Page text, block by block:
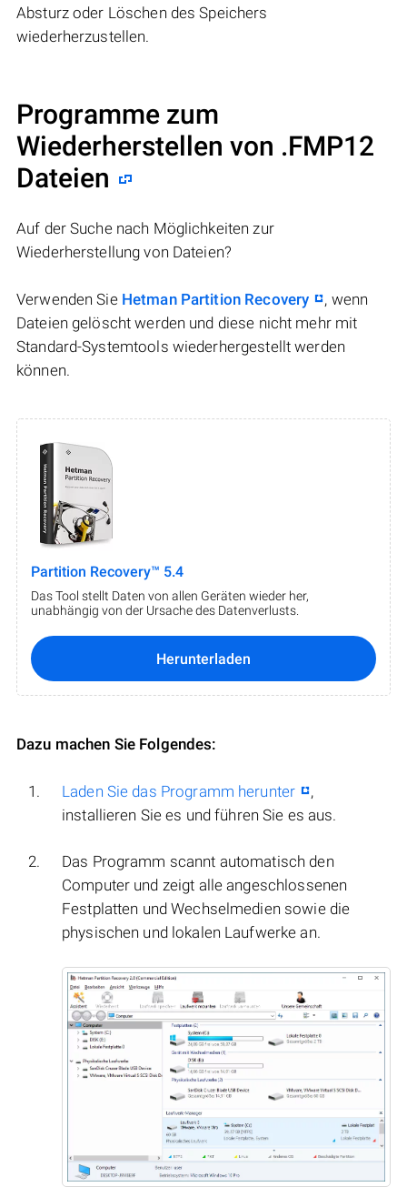
Absturz oder Löschen des Speichers
wiederherzustellen.
Programme zum
Wiederherstellen von .FMP12
Dateien
Auf der Suche nach Möglichkeiten zur
Wiederherstellung von Dateien?
Verwenden Sie Hetman Partition Recovery
, wenn
Dateien gelöscht werden und diese nicht mehr mit
Standard-Systemtools wiederhergestellt werden
können.
Partition Recovery™ 5.4
Das Tool stellt Daten von allen Geräten wieder her,
unabhängig von der Ursache des Datenverlusts.
Herunterladen
Dazu machen Sie Folgendes:
Laden Sie das Programm herunter
,
installieren Sie es und führen Sie es aus.
Das Programm scannt automatisch den
Computer und zeigt alle angeschlossenen
Festplatten und Wechselmedien sowie die
physischen und lokalen Laufwerke an.